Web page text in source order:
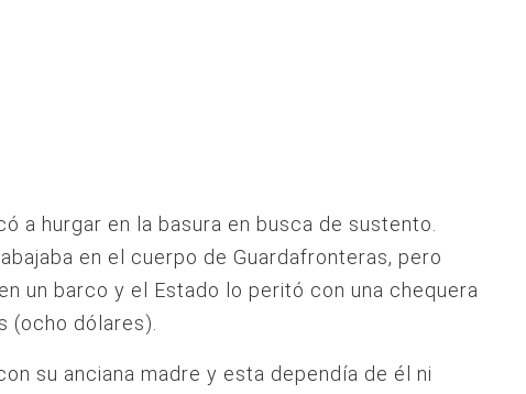
a hurgar en la basura en busca de sustento.
en el cuerpo de Guardafronteras, pero
un barco y el Estado lo peritó con una chequera
(ocho dólares).
su anciana madre y esta dependía de él ni